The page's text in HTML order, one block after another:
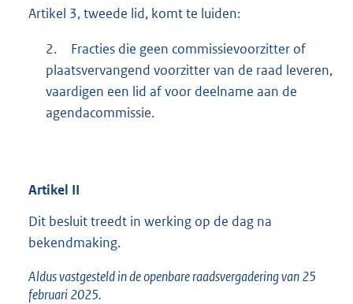
Artikel 3, tweede lid, komt te luiden:
2.
Fracties die geen commissievoorzitter of
plaatsvervangend voorzitter van de raad leveren,
vaardigen een lid af voor deelname aan de
agendacommissie.
Artikel II
Dit besluit treedt in werking op de dag na
bekendmaking.
Aldus vastgesteld in de openbare raadsvergadering van 25
februari 2025.